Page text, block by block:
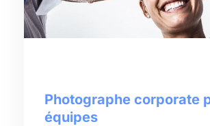
Photographe corporate
équipes